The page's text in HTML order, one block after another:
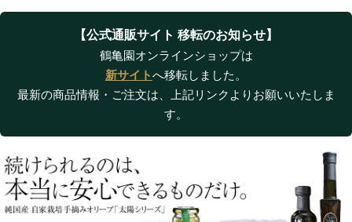
【公式通販サイト 移転のお知らせ】
鶴亀園オンラインショップは
新サイトへ移転しました。
最新の商品情報・ご注文は、上記リンクよりお願いいたしま
す。